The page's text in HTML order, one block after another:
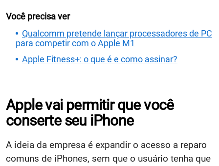
Você precisa ver
Qualcomm pretende lançar processadores de PC
para competir com o Apple M1
Apple Fitness+: o que é e como assinar?
Apple vai permitir que você
conserte seu iPhone
A ideia da empresa é expandir o acesso a reparo
comuns de iPhones, sem que o usuário tenha que